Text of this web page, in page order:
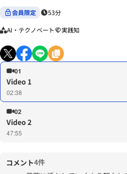
会員限定 53分
AI・テクノベート 実践知
01
Video 1
02:38
02
Video 2
47:55
コメント4件